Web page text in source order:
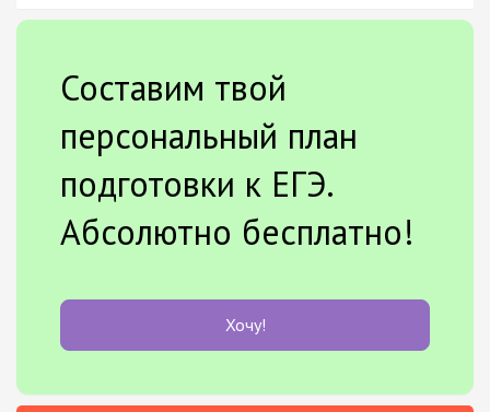
Составим твой
персональный план
подготовки к ЕГЭ.
Абсолютно бесплатно!
Хочу!